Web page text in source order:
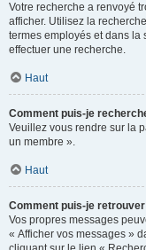
Votre recherche a renvoyé
afficher. Utilisez la
termes employés et dans la
effectuer une recherche.
Haut
Comment puis-je
Veuillez vous rendre sur la
un membre ».
Haut
Comment puis-je
Vos propres messages
« Afficher vos messages »